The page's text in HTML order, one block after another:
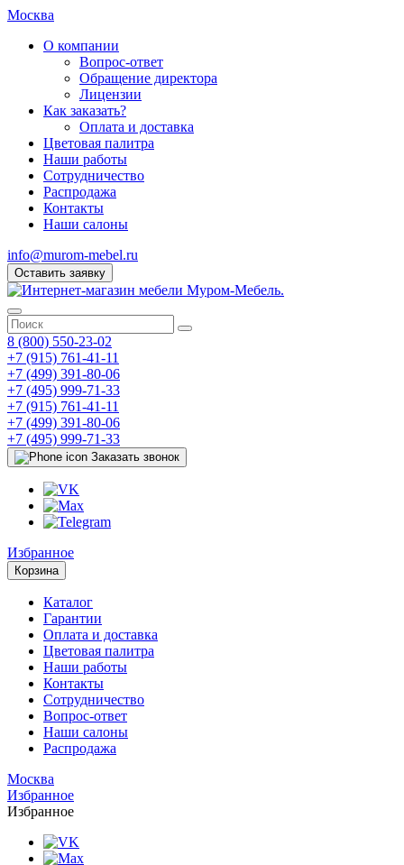
Москва
О компании
Вопрос-ответ
Обращение директора
Лицензии
Как заказать?
Оплата и доставка
Цветовая палитра
Наши работы
Сотрудничество
Распродажа
Контакты
Наши салоны
info@murom-mebel.ru
Оставить заявку
8 (800) 550-23-02
+7 (915) 761-41-11
+7 (499) 391-80-06
+7 (495) 999-71-33
+7 (915) 761-41-11
+7 (499) 391-80-06
+7 (495) 999-71-33
Заказать звонок
Избранное
Корзина
Каталог
Гарантии
Оплата и доставка
Цветовая палитра
Наши работы
Контакты
Сотрудничество
Вопрос-ответ
Наши салоны
Распродажа
Москва
Избранное
Избранное